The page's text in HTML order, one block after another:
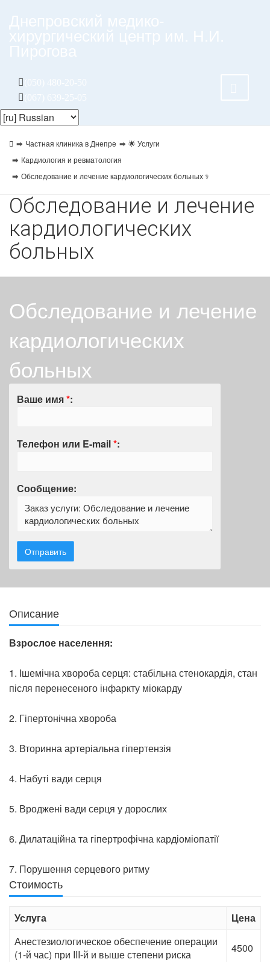
Частная клиника в Днепре
🌟 Услуги
Кардиология и ревматология
Обследование и лечение кардиологических больных ⚕️
Обследование и лечение
кардиологических
больных
Обследование и лечение
кардиологических
больных
Ваше имя*:
Телефон или E-mail*:
Сообщение:
Описание
Взрослое населення:
1. Ішемічна хвороба серця: стабільна стенокардія, стан
після перенесеного інфаркту міокарду
2. Гіпертонічна хвороба
3. Вторинна артеріальна гіпертензія
4. Набуті вади серця
5. Вроджені вади серця у дорослих
6. Дилатаційна та гіпертрофічна кардіоміопатії
7. Порушення серцевого ритму
Стоимость
Услуга
Цена
Анестезиологическое обеспечение операции
(1-й час) при III-й и выше степени риска
4500